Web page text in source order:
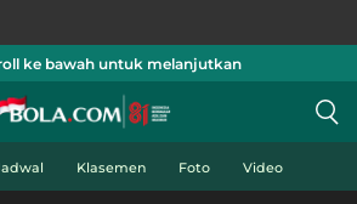
ke bawah untuk melanjutkan
Klasemen Foto Video